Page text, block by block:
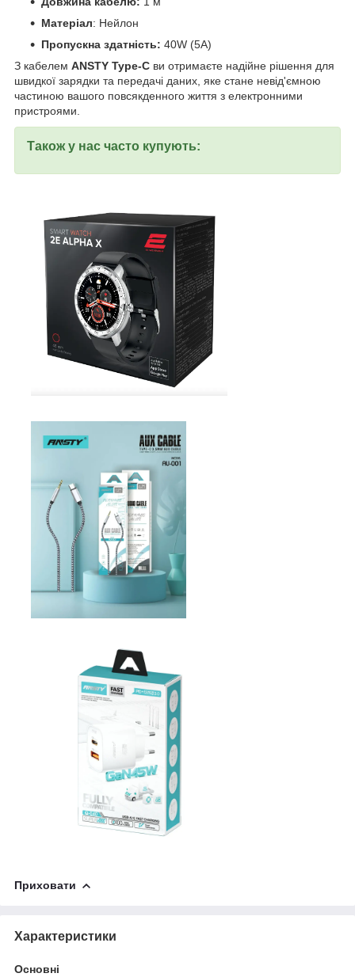
Матеріал: Нейлон
Пропускна здатність: 40W (5A)
З кабелем ANSTY Type-C ви отримаєте надійне рішення для
швидкої зарядки та передачі даних, яке стане невід'ємною
частиною вашого повсякденного життя з електронними
пристроями.
Також у нас часто купують:
Приховати
Характеристики
Основні